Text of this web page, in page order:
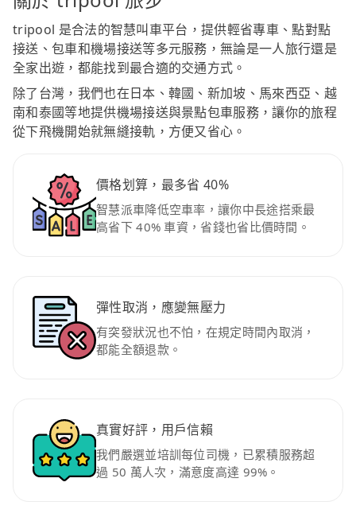
tripool 是合法的智慧叫車平台，提供輕省專車、點對點
接送、包車和機場接送等多元服務，無論是一人旅行還是
全家出遊，都能找到最合適的交通方式。
除了台灣，我們也在日本、韓國、新加坡、馬來西亞、越
南和泰國等地提供機場接送與景點包車服務，讓你的旅程
從下飛機開始就無縫接軌，方便又省心。
價格划算，最多省 40%
智慧派車降低空車率，讓你中長途搭乘最
高省下 40% 車資，省錢也省比價時間。
彈性取消，應變無壓力
有突發狀況也不怕，在規定時間內取消，
都能全額退款。
真實好評，用戶信賴
我們嚴選並培訓每位司機，已累積服務超
過 50 萬人次，滿意度高達 99%。